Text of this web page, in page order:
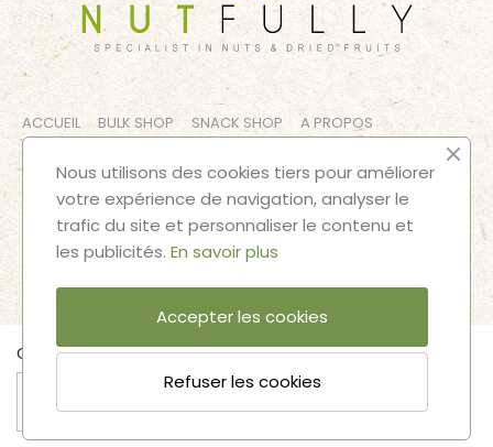
Quantité
ACCUEIL BULK SHOP SNACK SHOP
A PROPOS
SUIVEZ NOS AVENTURES
2025 © Nutfully |Designed and developed by
Nous utilisons des cookies tiers pour améliorer
votre expérience de navigation, analyser le
trafic du site et personnaliser le contenu et
les publicités. En savoir plus
Accepter les cookies
Refuser les cookies